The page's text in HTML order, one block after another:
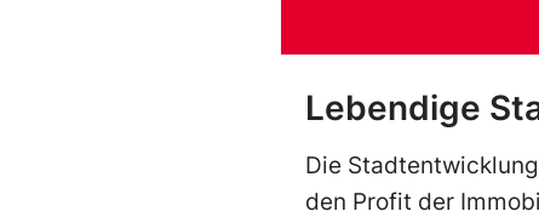
Lebendige
Die
den Profit der